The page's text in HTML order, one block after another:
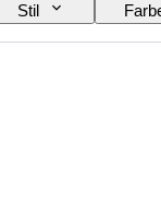
Stil
enthalten